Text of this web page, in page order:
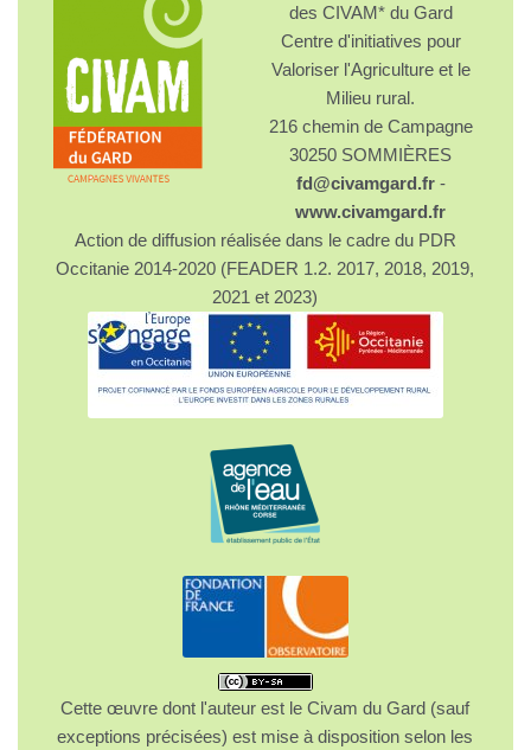
des CIVAM* du Gard
Centre d'initiatives pour
Valoriser l'Agriculture et le
Milieu rural.
216 chemin de Campagne
30250 SOMMIÈRES
fd@civamgard.fr -
www.civamgard.fr
Action de diffusion réalisée dans le cadre du PDR
Occitanie 2014-2020 (FEADER 1.2. 2017, 2018, 2019,
2021 et 2023)
Cette œuvre dont l'auteur est le Civam du Gard (sauf
exceptions précisées) est mise à disposition selon les